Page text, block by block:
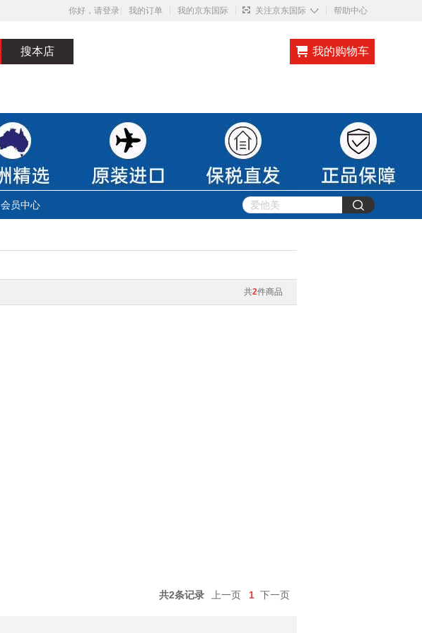
你好，请登录 我的订单 我的京东国际 关注京东国际 ◇ 帮助中心
搜本店 我的购物车
会员中心
共2件商品
共2条记录 上一页 1 下一页